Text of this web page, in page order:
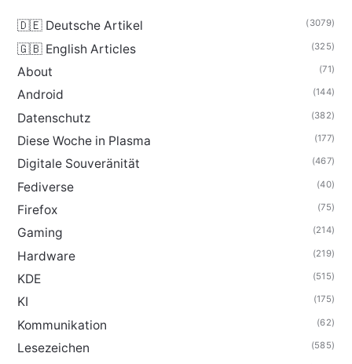
🇩🇪 Deutsche Artikel (3079)
🇬🇧 English Articles (325)
About (71)
Android (144)
Datenschutz (382)
Diese Woche in Plasma (177)
Digitale Souveränität (467)
Fediverse (40)
Firefox (75)
Gaming (214)
Hardware (219)
KDE (515)
KI (175)
Kommunikation (62)
Lesezeichen (585)